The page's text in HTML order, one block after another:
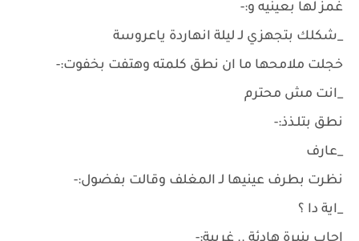
غمز لها بعينيه و:-
_شكلك بتجهزي لـ ليلة انهاردة ياعروسة
خجلت ملامحها ما ان نطق كلمته وهتفت بخفوت:-
_انت مش محترم
نطق بتلـذذ:-
_عارف
نظرت بطرف عينيها لـ المغلف وقالت بفضول:-
_اية دا ؟